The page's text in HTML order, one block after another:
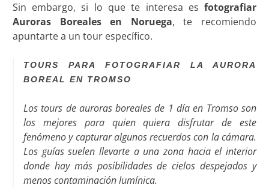
Sin embargo, si lo que te interesa esfotografiar
Auroras Boreales en Noruega, te recomiendo
apuntarte a un tour específico.
TOURS PARA FOTOGRAFIAR LA AURORA
BOREAL EN TROMSO
Los tours de auroras boreales de 1 día en Tromso son
los mejores para quien quiera disfrutar de este
fenómeno y capturar algunos recuerdos con la cámara.
Los guías suelen llevarte a una zona hacia el interior
donde hay más posibilidades de cielos despejados y
menos contaminación lumínica.